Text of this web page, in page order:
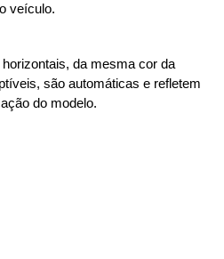
veículo.
da mesma cor da
são automáticas e refletem
do modelo.